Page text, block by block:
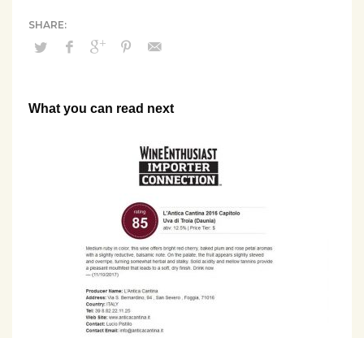
What you can read next